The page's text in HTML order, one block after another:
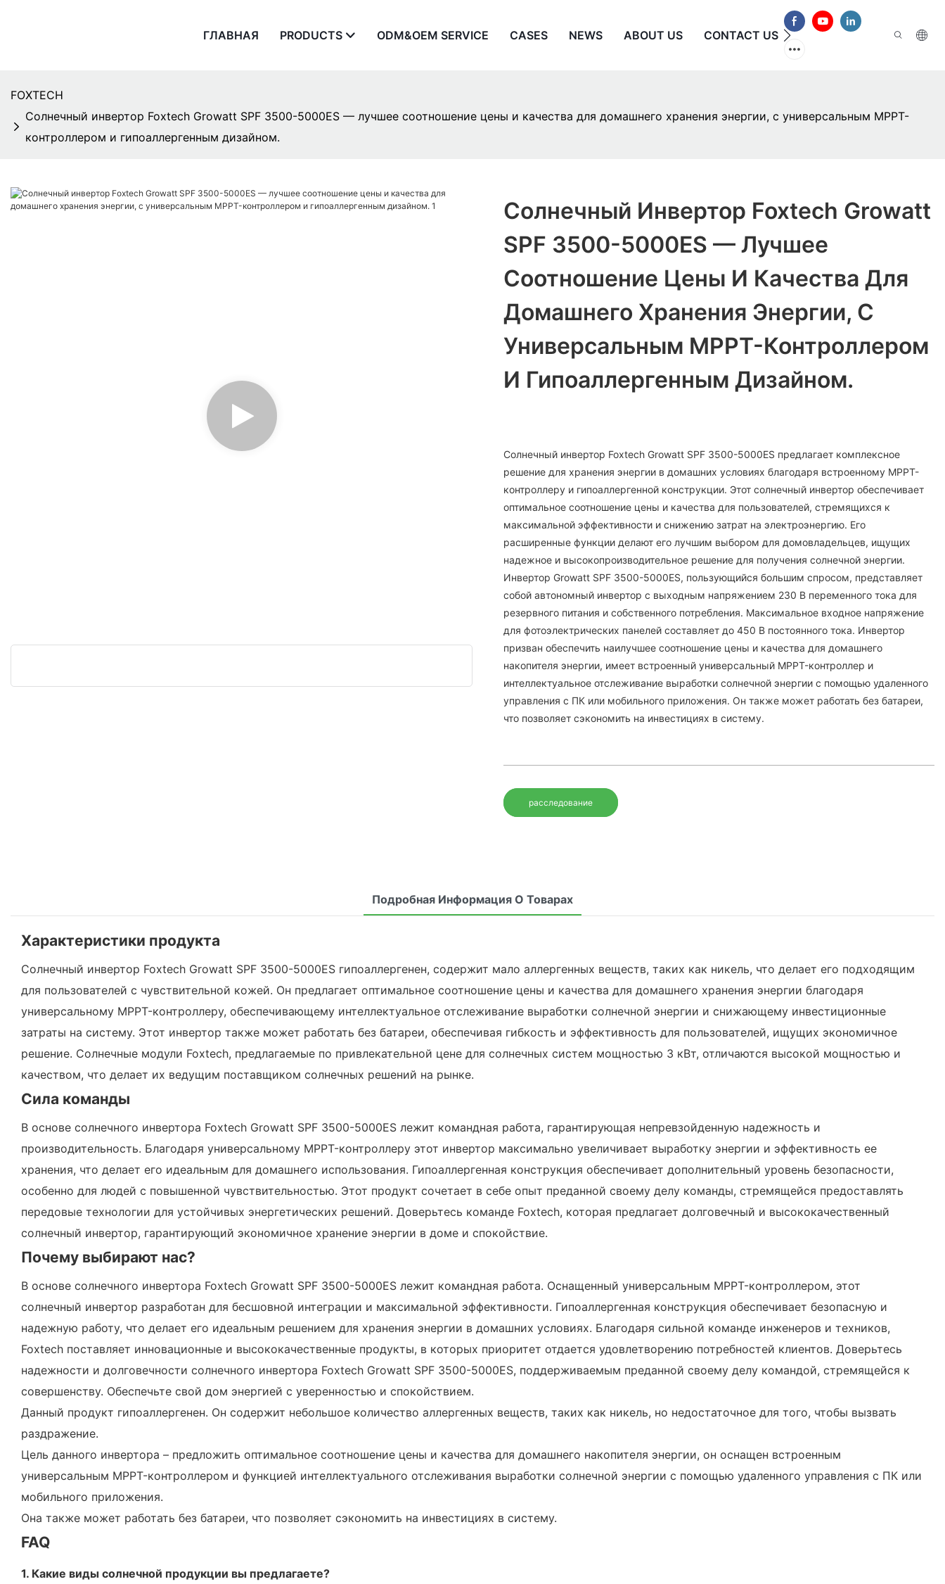
ГЛАВНАЯ PRODUCTS ODM&OEM SERVICE CASES NEWS ABOUT US CONTACT US ЧАСТО ЗАДАВАЕМЫЕ
FOXTECH
Солнечный инвертор Foxtech Growatt SPF 3500-5000ES — лучшее соотношение цены и качества для домашнего хранения энергии, с универсальным MPPT-
контроллером и гипоаллергенным дизайном.
Солнечный Инвертор Foxtech Growatt
SPF 3500-5000ES — Лучшее
Соотношение Цены И Качества Для
Домашнего Хранения Энергии, С
Универсальным MPPT-Контроллером
И Гипоаллергенным Дизайном.
Солнечный инвертор Foxtech Growatt SPF 3500-5000ES предлагает комплексное
решение для хранения энергии в домашних условиях благодаря встроенному MPPT-
контроллеру и гипоаллергенной конструкции. Этот солнечный инвертор обеспечивает
оптимальное соотношение цены и качества для пользователей, стремящихся к
максимальной эффективности и снижению затрат на электроэнергию. Его
расширенные функции делают его лучшим выбором для домовладельцев, ищущих
надежное и высокопроизводительное решение для получения солнечной энергии.
Инвертор Growatt SPF 3500-5000ES, пользующийся большим спросом, представляет
собой автономный инвертор с выходным напряжением 230 В переменного тока для
резервного питания и собственного потребления. Максимальное входное напряжение
для фотоэлектрических панелей составляет до 450 В постоянного тока. Инвертор
призван обеспечить наилучшее соотношение цены и качества для домашнего
накопителя энергии, имеет встроенный универсальный MPPT-контроллер и
интеллектуальное отслеживание выработки солнечной энергии с помощью удаленного
управления с ПК или мобильного приложения. Он также может работать без батареи,
что позволяет сэкономить на инвестициях в систему.
расследование
Подробная Информация О Товарах
Характеристики продукта
Солнечный инвертор Foxtech Growatt SPF 3500-5000ES гипоаллергенен, содержит мало аллергенных веществ, таких как никель, что делает его подходящим
для пользователей с чувствительной кожей. Он предлагает оптимальное соотношение цены и качества для домашнего хранения энергии благодаря
универсальному MPPT-контроллеру, обеспечивающему интеллектуальное отслеживание выработки солнечной энергии и снижающему инвестиционные
затраты на систему. Этот инвертор также может работать без батареи, обеспечивая гибкость и эффективность для пользователей, ищущих экономичное
решение. Солнечные модули Foxtech, предлагаемые по привлекательной цене для солнечных систем мощностью 3 кВт, отличаются высокой мощностью и
качеством, что делает их ведущим поставщиком солнечных решений на рынке.
Сила команды
В основе солнечного инвертора Foxtech Growatt SPF 3500-5000ES лежит командная работа, гарантирующая непревзойденную надежность и
производительность. Благодаря универсальному MPPT-контроллеру этот инвертор максимально увеличивает выработку энергии и эффективность ее
хранения, что делает его идеальным для домашнего использования. Гипоаллергенная конструкция обеспечивает дополнительный уровень безопасности,
особенно для людей с повышенной чувствительностью. Этот продукт сочетает в себе опыт преданной своему делу команды, стремящейся предоставлять
передовые технологии для устойчивых энергетических решений. Доверьтесь команде Foxtech, которая предлагает долговечный и высококачественный
солнечный инвертор, гарантирующий экономичное хранение энергии в доме и спокойствие.
Почему выбирают нас?
В основе солнечного инвертора Foxtech Growatt SPF 3500-5000ES лежит командная работа. Оснащенный универсальным MPPT-контроллером, этот
солнечный инвертор разработан для бесшовной интеграции и максимальной эффективности. Гипоаллергенная конструкция обеспечивает безопасную и
надежную работу, что делает его идеальным решением для хранения энергии в домашних условиях. Благодаря сильной команде инженеров и техников,
Foxtech поставляет инновационные и высококачественные продукты, в которых приоритет отдается удовлетворению потребностей клиентов. Доверьтесь
надежности и долговечности солнечного инвертора Foxtech Growatt SPF 3500-5000ES, поддерживаемым преданной своему делу командой, стремящейся к
совершенству. Обеспечьте свой дом энергией с уверенностью и спокойствием.
Данный продукт гипоаллергенен. Он содержит небольшое количество аллергенных веществ, таких как никель, но недостаточное для того, чтобы вызвать
раздражение.
Цель данного инвертора – предложить оптимальное соотношение цены и качества для домашнего накопителя энергии, он оснащен встроенным
универсальным MPPT-контроллером и функцией интеллектуального отслеживания выработки солнечной энергии с помощью удаленного управления с ПК или
мобильного приложения.
Она также может работать без батареи, что позволяет сэкономить на инвестициях в систему.
FAQ
1. Какие виды солнечной продукции вы предлагаете?